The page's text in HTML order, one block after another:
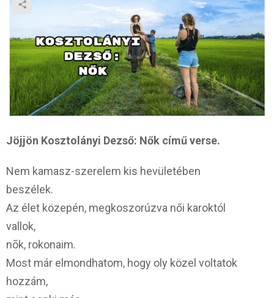
Jöjjön Kosztolányi Dezső: Nők című verse.
Nem kamasz-szerelem kis hevületében
beszélek.
Az élet közepén, megkoszorúzva női karoktól
vallok,
nõk, rokonaim.
Most már elmondhatom, hogy oly közel voltatok
hozzám,